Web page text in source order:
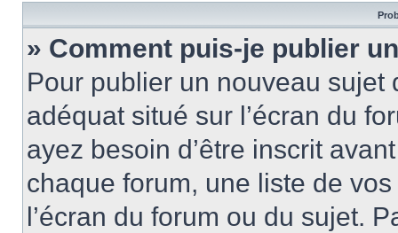
» Comment puis-je publier
Pour publier un nouveau
adéquat situé sur l’écran du
ayez besoin d’être inscrit
chaque forum, une liste de
l’écran du forum ou du sujet.